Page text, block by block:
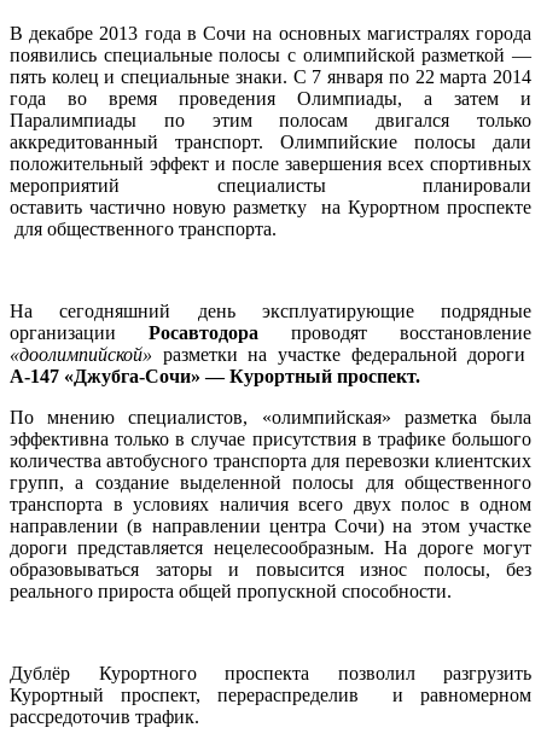
В декабре 2013 года в Сочи на основных магистралях города
появились специальные полосы с олимпийской разметкой —
пять колец и специальные знаки. С 7 января по 22 марта 2014
года во время проведения Олимпиады, а затем и
Паралимпиады по этим полосам двигался только
аккредитованный транспорт. Олимпийские полосы дали
положительный эффект и после завершения всех спортивных
мероприятий специалисты планировали
оставить частично новую разметку на Курортном проспекте
для общественного транспорта.
На сегодняшний день эксплуатирующие подрядные
организации Росавтодора проводят восстановление
«доолимпийской» разметки на участке федеральной дороги
А-147 «Джубга-Сочи» — Курортный проспект.
По мнению специалистов, «олимпийская» разметка была
эффективна только в случае присутствия в трафике большого
количества автобусного транспорта для перевозки клиентских
групп, а создание выделенной полосы для общественного
транспорта в условиях наличия всего двух полос в одном
направлении (в направлении центра Сочи) на этом участке
дороги представляется нецелесообразным. На дороге могут
образовываться заторы и повысится износ полосы, без
реального прироста общей пропускной способности.
Дублёр Курортного проспекта позволил разгрузить
Курортный проспект, перераспределив и равномерном
рассредоточив трафик.